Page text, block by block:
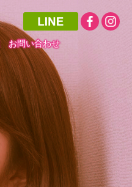
お問い合わせ